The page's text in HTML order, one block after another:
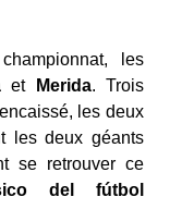
les
et Merida. Trois
les deux
les deux géants
se retrouver ce
del fútbol